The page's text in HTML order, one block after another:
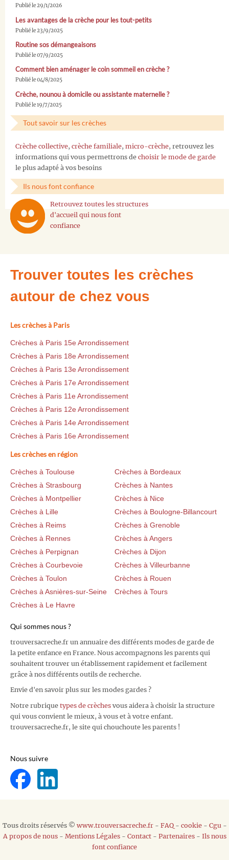
Publié le 29/1/2026
Les avantages de la crèche pour les tout-petits
Publié le 23/9/2025
Routine sos démangeaisons
Publié le 07/9/2025
Comment bien aménager le coin sommeil en crèche ?
Publié le 04/8/2025
Crèche, nounou à domicile ou assistante maternelle ?
Publié le 19/7/2025
Tout savoir sur les crèches
Crèche collective, crèche familiale, micro-crèche, retrouvez les
informations qui vous permettrons de choisir le mode de garde
le plus adapté à vos besoins
Ils nous font confiance
Retrouvez toutes les structures
d'accueil qui nous font
confiance
Trouver toutes les crèches
autour de chez vous
Les crèches à Paris
Crèches à Paris 15e Arrondissement
Crèches à Paris 18e Arrondissement
Crèches à Paris 13e Arrondissement
Crèches à Paris 17e Arrondissement
Crèches à Paris 11e Arrondissement
Crèches à Paris 12e Arrondissement
Crèches à Paris 14e Arrondissement
Crèches à Paris 16e Arrondissement
Les crèches en région
Crèches à Toulouse
Crèches à Bordeaux
Crèches à Strasbourg
Crèches à Nantes
Crèches à Montpellier
Crèches à Nice
Crèches à Lille
Crèches à Boulogne-Billancourt
Crèches à Reims
Crèches à Grenoble
Crèches à Rennes
Crèches à Angers
Crèches à Perpignan
Crèches à Dijon
Crèches à Courbevoie
Crèches à Villeurbanne
Crèches à Toulon
Crèches à Rouen
Crèches à Asnières-sur-Seine
Crèches à Tours
Crèches à Le Havre
Qui sommes nous ?
trouversacreche.fr un annuaire des différents modes de garde de
la petite enfance en France. Nous accompagnons les parents qui
souhaitent trouver un établissement rapidement et facilement
grâce à nos différents outils de recherche.
Envie d'en savoir plus sur les modes gardes ?
Notre rubrique types de crèches vous aidera à choisir la structure
qui vous convient le mieux, à vous et à votre enfant.
trouversacreche.fr, le site qui chouchoute les parents !
Nous suivre
Tous droits réservés © www.trouversacreche.fr- FAQ- cookie- Cgu-
A propos de nous- Mentions Légales- Contact- Partenaires- Ils nous
font confiance